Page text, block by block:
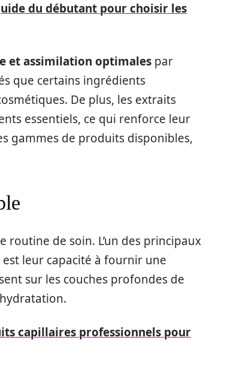
du débutant pour choisir les
et assimilation optimales par
que certains ingrédients
De plus, les extraits
essentiels, ce qui renforce leur
gammes de produits disponibles,
routine de soin. L’un des principaux
est leur capacité à fournir une
sur les couches profondes de
capillaires professionnels pour